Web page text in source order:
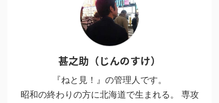
甚之助（じんのすけ）
『ねと見！』の管理人です。
昭和の終わりの方に北海道で生まれる。 専攻